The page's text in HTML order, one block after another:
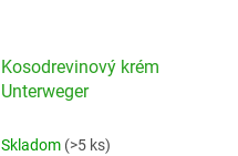
Kosodrevinový krém
Unterweger
Skladom (>5 ks)